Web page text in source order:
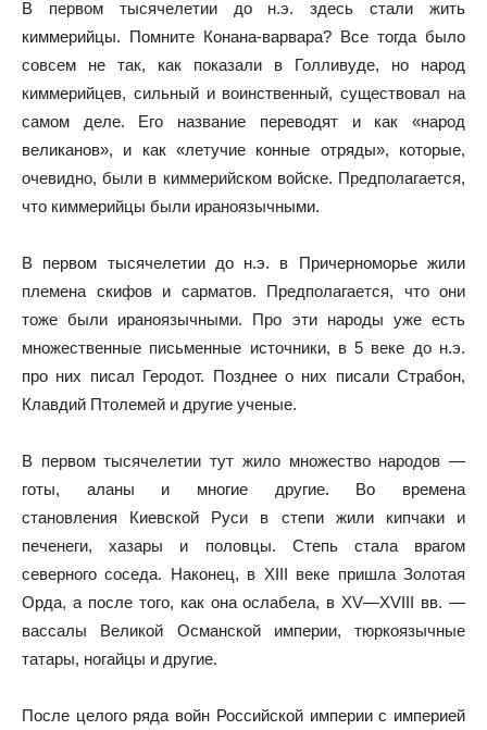
В первом тысячелетии до н.э. здесь стали жить
киммерийцы. Помните Конана-варвара? Все тогда было
совсем не так, как показали в Голливуде, но народ
киммерийцев, сильный и воинственный, существовал на
самом деле. Его название переводят и как «народ
великанов», и как «летучие конные отряды», которые,
очевидно, были в киммерийском войске. Предполагается,
что киммерийцы были ираноязычными.
В первом тысячелетии до н.э. в Причерноморье жили
племена скифов и сарматов. Предполагается, что они
тоже были ираноязычными. Про эти народы уже есть
множественные письменные источники, в 5 веке до н.э.
про них писал Геродот. Позднее о них писали Страбон,
Клавдий Птолемей и другие ученые.
В первом тысячелетии тут жило множество народов —
готы, аланы и многие другие. Во времена
становления Киевской Руси в степи жили кипчаки и
печенеги, хазары и половцы. Степь стала врагом
северного соседа. Наконец, в XIII веке пришла Золотая
Орда, а после того, как она ослабела, в XV—XVIII вв. —
вассалы Великой Османской империи, тюркоязычные
татары, ногайцы и другие.
После целого ряда войн Российской империи с империей